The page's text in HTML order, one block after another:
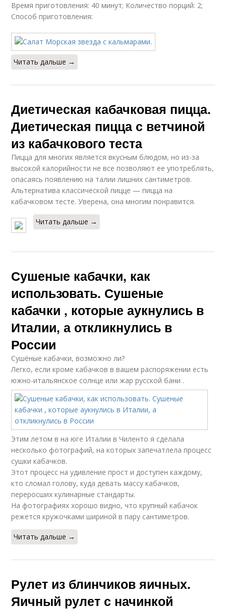
Время приготовления: 40 минут; Количество порций: 2;
Способ приготовления:
Читать дальше →
Диетическая кабачковая пицца.
Диетическая пицца с ветчиной
из кабачкового теста
Пицца для многих является вкусным блюдом, но из-за
высокой калорийности не все позволяют ее употреблять,
опасаясь появлению на талии лишних сантиметров.
Альтернатива классической пицце — пицца на
кабачковом тесте. Уверена, она многим понравится.
Читать дальше →
Сушеные кабачки, как
использовать. Сушеные
кабачки , которые аукнулись в
Италии, а откликнулись в
России
Сушёные кабачки, возможно ли?
Легко, если кроме кабачков в вашем распоряжении есть
южно-итальянское солнце или жар русской бани .
Этим летом в на юге Италии в Чиленто я сделала
несколько фотографий, на которых запечатлела процесс
сушки кабачков.
Этот процесс на удивление прост и доступен каждому,
кто сломал голову, куда девать массу кабачков,
переросших кулинарные стандарты.
На фотографиях хорошо видно, что крупный кабачок
режется кружочками шириной в пару сантиметров.
Читать дальше →
Рулет из блинчиков яичных.
Яичный рулет с начинкой